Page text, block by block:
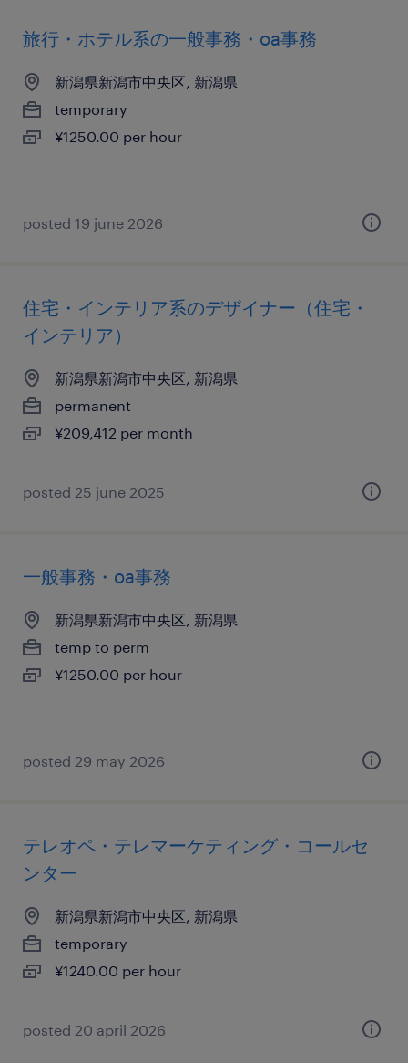
旅行・ホテル系の一般事務・oa事務
新潟県新潟市中央区, 新潟県
temporary
¥1250.00 per hour
posted 19 june 2026
住宅・インテリア系のデザイナー（住宅・
インテリア）
新潟県新潟市中央区, 新潟県
permanent
¥209,412 per month
posted 25 june 2025
一般事務・oa事務
新潟県新潟市中央区, 新潟県
temp to perm
¥1250.00 per hour
posted 29 may 2026
テレオペ・テレマーケティング・コールセ
ンター
新潟県新潟市中央区, 新潟県
temporary
¥1240.00 per hour
posted 20 april 2026